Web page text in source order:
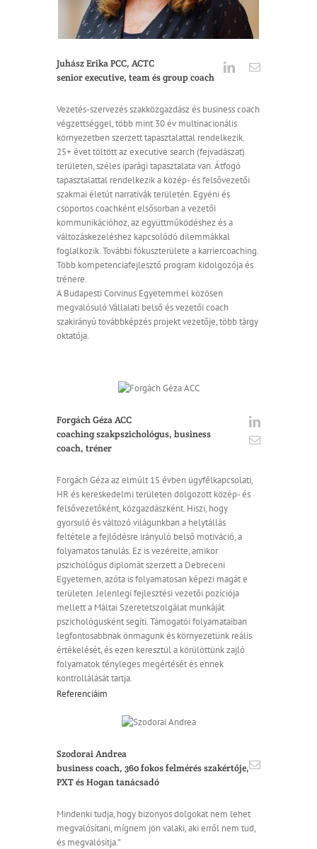
Juhász Erika PCC, ACTC
senior executive, team és group coach
Vezetés-szervezés szakközgazdász és business coach
végzettséggel, több mint 30 év multinacionális
környezetben szerzett tapasztalattal rendelkezik.
25+ évet töltött az executive search (fejvadászat)
területen, széles iparági tapasztalata van. Átfogó
tapasztalattal rendelkezik a közép- és felsővezetői
szakmai életút narratívák területén. Egyéni és
csoportos coachként elsősorban a vezetői
kommunikációhoz, az együttműködéshez és a
változáskezeléshez kapcsolódó dilemmákkal
foglalkozik. További fókuszterülete a karriercoaching.
Több kompetenciafejlesztő program kidolgozója és
trénere.
A Budapesti Corvinus Egyetemmel közösen
megvalósuló Vállalati belső és vezetői coach
szakirányú továbbképzés projekt vezetője, több tárgy
oktatója.
Forgách Géza ACC
coaching szakpszichológus, business
coach, tréner
Forgách Géza az elmúlt 15 évben ügyfélkapcsolati,
HR és kereskedelmi területen dolgozott közép- és
felsővezetőként, közgazdászként. Hiszi, hogy
gyorsuló és változó világunkban a helytállás
feltétele a fejlődésre irányuló belső motiváció, a
folyamatos tanulás. Ez is vezérelte, amikor
pszichológus diplomát szerzett a Debreceni
Egyetemen, azóta is folyamatosan képezi magát e
területen. Jelenlegi fejlesztési vezetői pozíciója
mellett a Máltai Szeretetszolgálat munkáját
pszichológusként segíti. Támogatói folyamataiban
legfontosabbnak önmagunk és környezetünk reális
értékelését, és ezen keresztül a körülöttünk zajló
folyamatok tényleges megértését és ennek
kontrollálását tartja.
Referenciáim
Szodorai Andrea
business coach, 360 fokos felmérés szakértője,
PXT és Hogan tanácsadó
Mindenki tudja, hogy bizonyos dolgokat nem lehet
megvalósítani, mígnem jön valaki, aki erről nem tud,
és megvalósítja.”